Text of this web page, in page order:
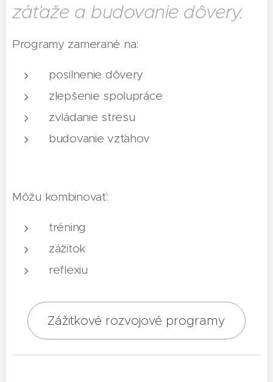
záťaže a budovanie dôvery.
Programy zamerané na:
posilnenie dôvery
zlepšenie spolupráce
zvládanie stresu
budovanie vzťahov
Môžu kombinovať:
tréning
zážitok
reflexiu
Zážitkové rozvojové programy